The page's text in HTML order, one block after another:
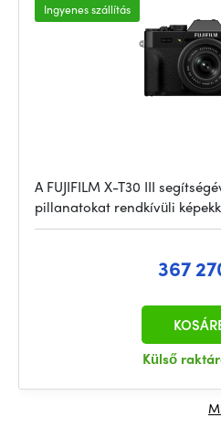
Ingyenes szállítás
A FUJIFILM X-T30 III
pillanatokat rendkívüli
367
Külső